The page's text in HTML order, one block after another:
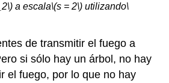
a escala\(s = 2\) utilizando\
de transmitir el fuego a
si sólo hay un árbol, no hay
el fuego, por lo que no hay